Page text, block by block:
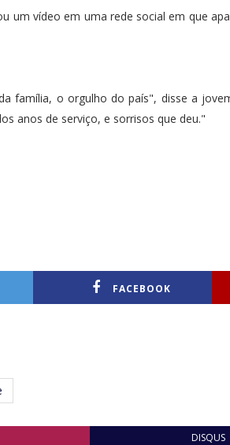
um vídeo em uma rede social em que
família, o orgulho do país", disse a
anos de serviço, e sorrisos que deu."
FACEBOOK
DISQUS